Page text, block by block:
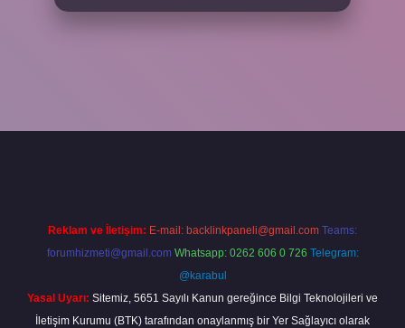
Reklam ve İletişim: E-mail: backlinkpaneli@gmail.com Teams:
forumhizmeti@gmail.com Whatsapp: 0262 606 0 726 Telegram:
@karabul
Yasal Uyarı: Sitemiz, 5651 Sayılı Kanun gereğince Bilgi Teknolojileri ve
İletişim Kurumu (BTK) tarafından onaylanmış bir Yer Sağlayıcı olarak